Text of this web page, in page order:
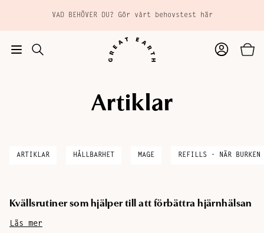
VAD BEHÖVER DU? Gör vårt behovstest här
Tillagd i varukorgen
Artiklar
ARTIKLAR HÅLLBARHET MAGE REFILLS - NÄR BURKEN
Kvällsrutiner som hjälper till att förbättra hjärnhälsan
Läs mer